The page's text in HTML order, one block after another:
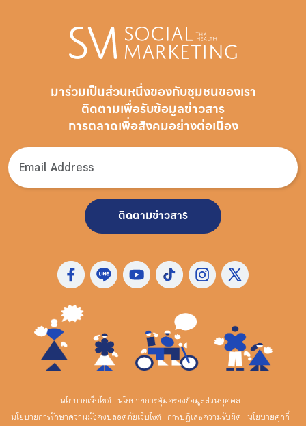
มาร่วมเป็นส่วนหนึ่งของกับชุมชนของเรา
ติดตามเพื่อรับข้อมูลข่าวสาร
การตลาดเพื่อสังคมอย่างต่อเนื่อง
ติดตามข่าวสาร
นโยบายเว็บไซต์ นโยบายการคุ้มครองข้อมูลส่วนบุคคล
นโยบายการรักษาความมั่งคงปลอดภัยเว็บไซต์ การปฏิเสธความรับผิด นโยบายคุกกี้